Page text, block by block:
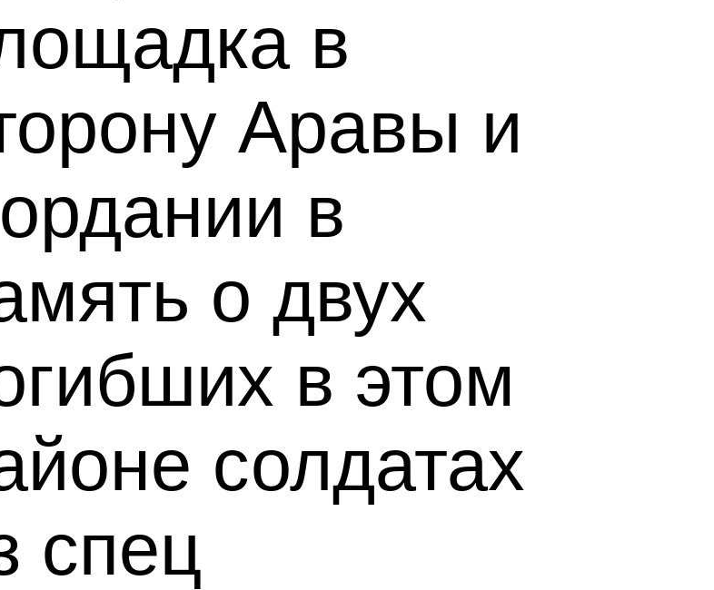
в
Аравы и
в
о двух
в этом
солдатах
спец